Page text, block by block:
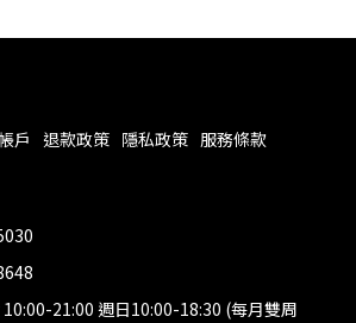
戶 退款政策 隱私政策 服務條款
21:00 週日10:00-18:30 (每月雙周